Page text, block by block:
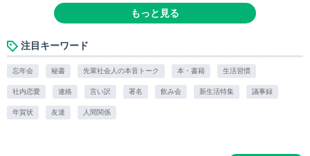
もっと見る
注目キーワード
忘年会 秘書 先輩社会人の本音トーク 本・書籍 生活習慣
社内恋愛 連絡 言い訳 署名 飲み会 新生活特集 議事録
年賀状 友達 人間関係